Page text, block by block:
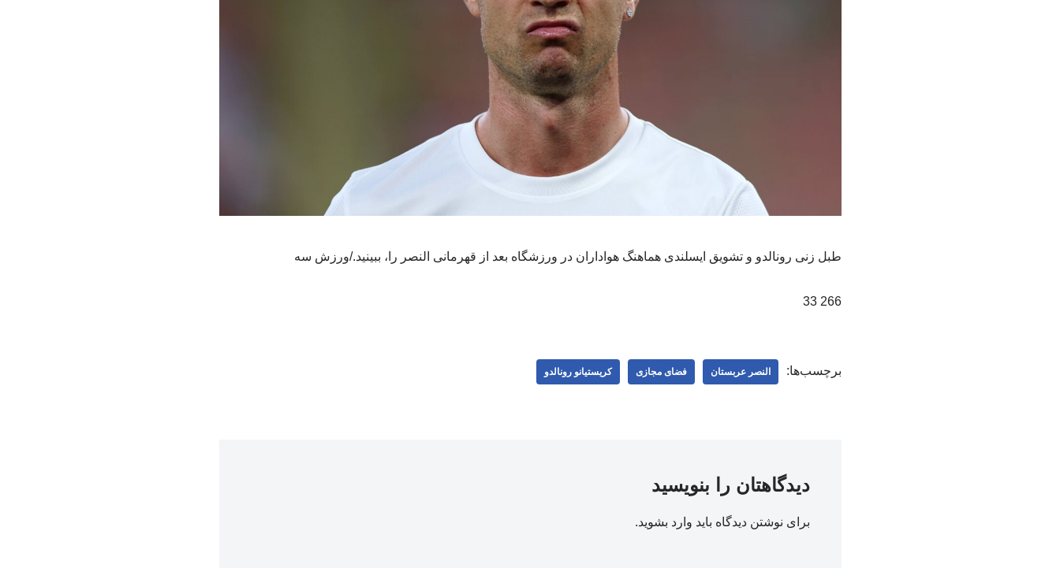
طبل زنی رونالدو و تشویق ایسلندی هماهنگ هواداران در ورزشگاه بعد از قهرمانی النصر را، ببینید./ورزش سه
266 33
برچسب‌ها: النصر عربستان فضای مجازی کریستیانو رونالدو
دیدگاهتان را بنویسید
برای نوشتن دیدگاه باید وارد بشوید.